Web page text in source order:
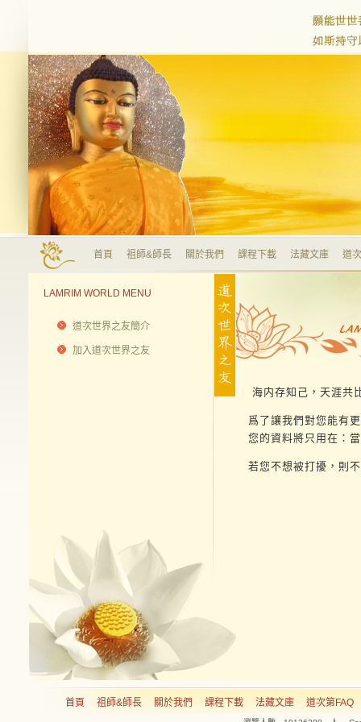
首頁 祖師&師長 關於我們 課程下載 法藏文庫 道
LAMRIM WORLD MENU
道次世界之友簡介
加入道次世界之友
海内存知己，天涯共
爲了讓我們對您能有
您的資料將只用在：
若您不想被打擾，則
首頁 祖師&師長 關於我們 課程下載 法藏文庫 道次第FAQ